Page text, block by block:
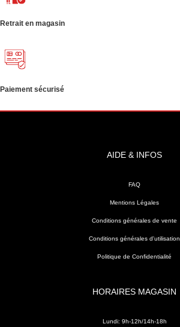
Retrait en magasin
Paiement sécurisé
AIDE & INFOS
FAQ
Mentions Légales
Conditions générales de vente
Conditions générales d'utilisation
Politique de Confidentialité
HORAIRES MAGASIN
Lundi: 9h-12h/14h-18h